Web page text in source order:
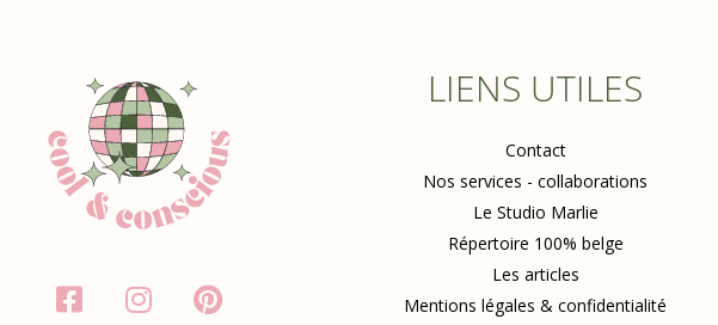
LIENS UTILES
Contact
Nos services - collaborations
Le Studio Marlie
Répertoire 100% belge
Les articles
Mentions légales & confidentialité